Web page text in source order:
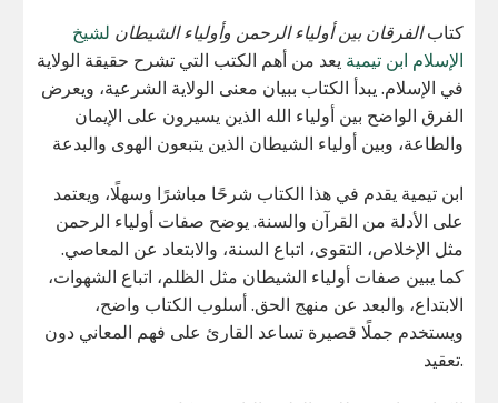
كتابالفرقان بين أولياء الرحمن وأولياء الشيطان لشيخ
الإسلام ابن تيمية يعد من أهم الكتب التي تشرح حقيقة الولاية
في الإسلام. يبدأ الكتاب ببيان معنى الولاية الشرعية، ويعرض
الفرق الواضح بين أولياء الله الذين يسيرون على الإيمان
والطاعة، وبين أولياء الشيطان الذين يتبعون الهوى والبدعة
ابن تيمية يقدم في هذا الكتاب شرحًا مباشرًا وسهلًا، ويعتمد
على الأدلة من القرآن والسنة. يوضح صفات أولياء الرحمن
مثل الإخلاص، التقوى، اتباع السنة، والابتعاد عن المعاصي.
كما يبين صفات أولياء الشيطان مثل الظلم، اتباع الشهوات،
الابتداع، والبعد عن منهج الحق. أسلوب الكتاب واضح،
ويستخدم جملًا قصيرة تساعد القارئ على فهم المعاني دون
تعقيد.